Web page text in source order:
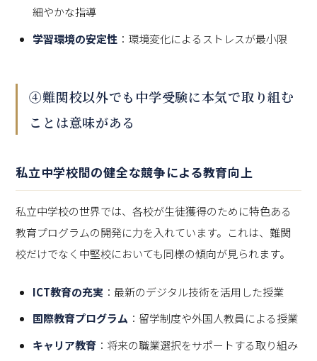
細やかな指導
学習環境の安定性 ：環境変化によるストレスが最小限
④難関校以外でも中学受験に本気で取り組む
ことは意味がある
私立中学校間の健全な競争による教育向上
私立中学校の世界では、各校が生徒獲得のために特色ある
教育プログラムの開発に力を入れています。これは、難関
校だけでなく中堅校においても同様の傾向が見られます。
ICT教育の充実 ：最新のデジタル技術を活用した授業
国際教育プログラム ：留学制度や外国人教員による授業
キャリア教育 ：将来の職業選択をサポートする取り組み